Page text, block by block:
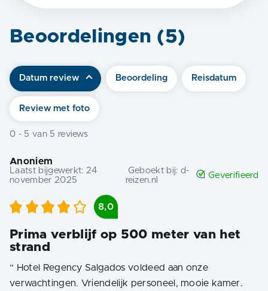
Beoordelingen (5)
Datum review Beoordeling Reisdatum
Review met foto
0 - 5 van 5 reviews
Anoniem
Laatst bijgewerkt: 24
november 2025
Geboekt bij: d-
reizen.nl
Geverifieerd
8,0
Prima verblijf op 500 meter van het
strand
“ Hotel Regency Salgados voldeed aan onze
verwachtingen. Vriendelijk personeel, mooie kamer.